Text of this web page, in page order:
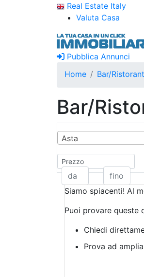
Real Estate Italy
Valuta Casa
Pubblica Annunci
Home
Bar/
Bar/
Asta
Prezzo
Siamo spiacenti! Al
Puoi provare queste
Chiedi
Prova ad